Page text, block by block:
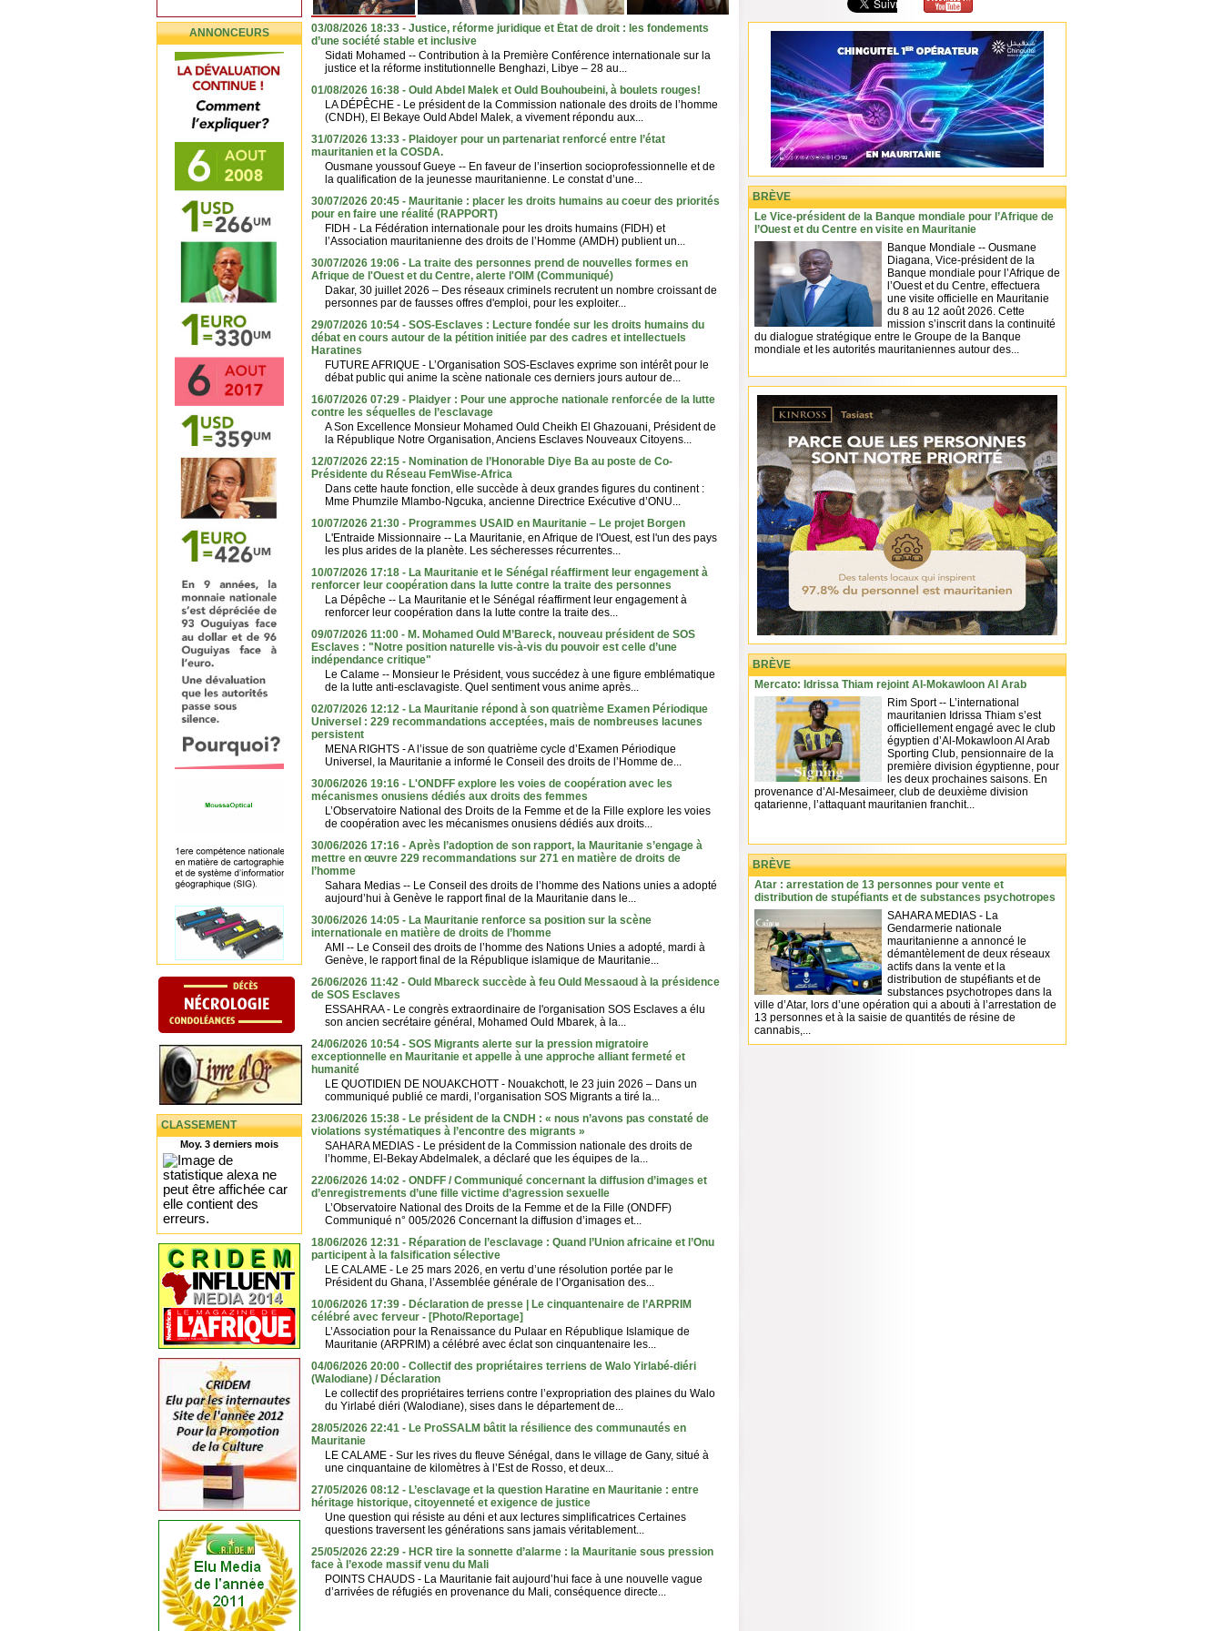
ANNONCEURS
CLASSEMENT
Moy. 3 derniers mois
03/08/2026 18:33 - Justice, réforme juridique et État de droit : les fondements
d’une société stable et inclusive
Sidati Mohamed -- Contribution à la Première Conférence internationale sur la
justice et la réforme institutionnelle Benghazi, Libye – 28 au...
01/08/2026 16:38 - Ould Abdel Malek et Ould Bouhoubeini, à boulets rouges!
LA DÉPÊCHE - Le président de la Commission nationale des droits de l’homme
(CNDH), El Bekaye Ould Abdel Malek, a vivement répondu aux...
31/07/2026 13:33 - Plaidoyer pour un partenariat renforcé entre l’état
mauritanien et la COSDA.
Ousmane youssouf Gueye -- En faveur de l’insertion socioprofessionnelle et de
la qualification de la jeunesse mauritanienne. Le constat d’une...
30/07/2026 20:45 - Mauritanie : placer les droits humains au coeur des priorités
pour en faire une réalité (RAPPORT)
FIDH - La Fédération internationale pour les droits humains (FIDH) et
l’Association mauritanienne des droits de l’Homme (AMDH) publient un...
30/07/2026 19:06 - La traite des personnes prend de nouvelles formes en
Afrique de l'Ouest et du Centre, alerte l'OIM (Communiqué)
Dakar, 30 juillet 2026 – Des réseaux criminels recrutent un nombre croissant de
personnes par de fausses offres d'emploi, pour les exploiter...
29/07/2026 10:54 - SOS-Esclaves : Lecture fondée sur les droits humains du
débat en cours autour de la pétition initiée par des cadres et intellectuels
Haratines
FUTURE AFRIQUE - L’Organisation SOS-Esclaves exprime son intérêt pour le
débat public qui anime la scène nationale ces derniers jours autour de...
16/07/2026 07:29 - Plaidyer : Pour une approche nationale renforcée de la lutte
contre les séquelles de l’esclavage
A Son Excellence Monsieur Mohamed Ould Cheikh El Ghazouani, Président de
la République Notre Organisation, Anciens Esclaves Nouveaux Citoyens...
12/07/2026 22:15 - Nomination de l’Honorable Diye Ba au poste de Co-
Présidente du Réseau FemWise-Africa
Dans cette haute fonction, elle succède à deux grandes figures du continent :
Mme Phumzile Mlambo-Ngcuka, ancienne Directrice Exécutive d’ONU...
10/07/2026 21:30 - Programmes USAID en Mauritanie – Le projet Borgen
L'Entraide Missionnaire -- La Mauritanie, en Afrique de l'Ouest, est l'un des pays
les plus arides de la planète. Les sécheresses récurrentes...
10/07/2026 17:18 - La Mauritanie et le Sénégal réaffirment leur engagement à
renforcer leur coopération dans la lutte contre la traite des personnes
La Dépêche -- La Mauritanie et le Sénégal réaffirment leur engagement à
renforcer leur coopération dans la lutte contre la traite des...
09/07/2026 11:00 - M. Mohamed Ould M’Bareck, nouveau président de SOS
Esclaves : "Notre position naturelle vis-à-vis du pouvoir est celle d’une
indépendance critique"
Le Calame -- Monsieur le Président, vous succédez à une figure emblématique
de la lutte anti-esclavagiste. Quel sentiment vous anime après...
02/07/2026 12:12 - La Mauritanie répond à son quatrième Examen Périodique
Universel : 229 recommandations acceptées, mais de nombreuses lacunes
persistent
MENA RIGHTS - A l’issue de son quatrième cycle d’Examen Périodique
Universel, la Mauritanie a informé le Conseil des droits de l’Homme de...
30/06/2026 19:16 - L'ONDFF explore les voies de coopération avec les
mécanismes onusiens dédiés aux droits des femmes
L’Observatoire National des Droits de la Femme et de la Fille explore les voies
de coopération avec les mécanismes onusiens dédiés aux droits...
30/06/2026 17:16 - Après l’adoption de son rapport, la Mauritanie s’engage à
mettre en œuvre 229 recommandations sur 271 en matière de droits de
l’homme
Sahara Medias -- Le Conseil des droits de l’homme des Nations unies a adopté
aujourd’hui à Genève le rapport final de la Mauritanie dans le...
30/06/2026 14:05 - La Mauritanie renforce sa position sur la scène
internationale en matière de droits de l’homme
AMI -- Le Conseil des droits de l’homme des Nations Unies a adopté, mardi à
Genève, le rapport final de la République islamique de Mauritanie...
26/06/2026 11:42 - Ould Mbareck succède à feu Ould Messaoud à la présidence
de SOS Esclaves
ESSAHRAA - Le congrès extraordinaire de l'organisation SOS Esclaves a élu
son ancien secrétaire général, Mohamed Ould Mbarek, à la...
24/06/2026 10:54 - SOS Migrants alerte sur la pression migratoire
exceptionnelle en Mauritanie et appelle à une approche alliant fermeté et
humanité
LE QUOTIDIEN DE NOUAKCHOTT - Nouakchott, le 23 juin 2026 – Dans un
communiqué publié ce mardi, l’organisation SOS Migrants a tiré la...
23/06/2026 15:38 - Le président de la CNDH : « nous n’avons pas constaté de
violations systématiques à l’encontre des migrants »
SAHARA MEDIAS - Le président de la Commission nationale des droits de
l’homme, El-Bekay Abdelmalek, a déclaré que les équipes de la...
22/06/2026 14:02 - ONDFF / Communiqué concernant la diffusion d’images et
d’enregistrements d’une fille victime d’agression sexuelle
L’Observatoire National des Droits de la Femme et de la Fille (ONDFF)
Communiqué n° 005/2026 Concernant la diffusion d’images et...
18/06/2026 12:31 - Réparation de l’esclavage : Quand l’Union africaine et l’Onu
participent à la falsification sélective
LE CALAME - Le 25 mars 2026, en vertu d’une résolution portée par le
Président du Ghana, l’Assemblée générale de l’Organisation des...
10/06/2026 17:39 - Déclaration de presse | Le cinquantenaire de l’ARPRIM
célébré avec ferveur - [Photo/Reportage]
L’Association pour la Renaissance du Pulaar en République Islamique de
Mauritanie (ARPRIM) a célébré avec éclat son cinquantenaire les...
04/06/2026 20:00 - Collectif des propriétaires terriens de Walo Yirlabé-diéri
(Walodiane) / Déclaration
Le collectif des propriétaires terriens contre l’expropriation des plaines du Walo
du Yirlabé diéri (Walodiane), sises dans le département de...
28/05/2026 22:41 - Le ProSSALM bâtit la résilience des communautés en
Mauritanie
LE CALAME - Sur les rives du fleuve Sénégal, dans le village de Gany, situé à
une cinquantaine de kilomètres à l’Est de Rosso, et deux...
27/05/2026 08:12 - L’esclavage et la question Haratine en Mauritanie : entre
héritage historique, citoyenneté et exigence de justice
Une question qui résiste au déni et aux lectures simplificatrices Certaines
questions traversent les générations sans jamais véritablement...
25/05/2026 22:29 - HCR tire la sonnette d’alarme : la Mauritanie sous pression
face à l’exode massif venu du Mali
POINTS CHAUDS - La Mauritanie fait aujourd’hui face à une nouvelle vague
d’arrivées de réfugiés en provenance du Mali, conséquence directe...
BRÈVE
Le Vice-président de la Banque mondiale pour l’Afrique de
l’Ouest et du Centre en visite en Mauritanie
Banque Mondiale -- Ousmane
Diagana, Vice-président de la
Banque mondiale pour l’Afrique de
l’Ouest et du Centre, effectuera
une visite officielle en Mauritanie
du 8 au 12 août 2026. Cette
mission s’inscrit dans la continuité
du dialogue stratégique entre le Groupe de la Banque
mondiale et les autorités mauritaniennes autour des...
BRÈVE
Mercato: Idrissa Thiam rejoint Al-Mokawloon Al Arab
Rim Sport -- L’international
mauritanien Idrissa Thiam s’est
officiellement engagé avec le club
égyptien d’Al-Mokawloon Al Arab
Sporting Club, pensionnaire de la
première division égyptienne, pour
les deux prochaines saisons. En
provenance d’Al-Mesaimeer, club de deuxième division
qatarienne, l’attaquant mauritanien franchit...
BRÈVE
Atar : arrestation de 13 personnes pour vente et
distribution de stupéfiants et de substances psychotropes
SAHARA MEDIAS - La
Gendarmerie nationale
mauritanienne a annoncé le
démantèlement de deux réseaux
actifs dans la vente et la
distribution de stupéfiants et de
substances psychotropes dans la
ville d’Atar, lors d’une opération qui a abouti à l’arrestation de
13 personnes et à la saisie de quantités de résine de
cannabis,...